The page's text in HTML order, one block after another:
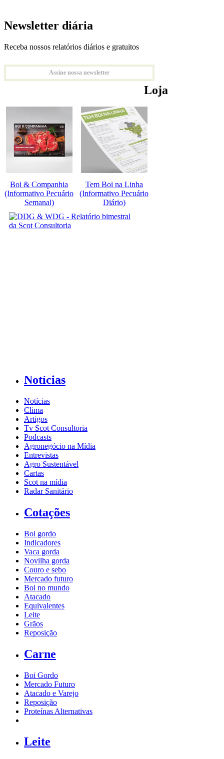
Newsletter diária
Receba nossos relatórios diários e gratuitos
Assine nossa newsletter
Loja
Boi & Companhia
(Informativo Pecuário
Semanal)
Tem Boi na Linha
(Informativo Pecuário
Diário)
Notícias
Notícias
Clima
Artigos
Tv Scot Consultoria
Podcasts
Agronegócio na Mídia
Entrevistas
Agro Sustentável
Cartas
Scot na mídia
Radar Sanitário
Cotações
Boi gordo
Indicadores
Vaca gorda
Novilha gorda
Couro e sebo
Mercado futuro
Boi no mundo
Atacado
Equivalentes
Leite
Grãos
Reposição
Carne
Boi Gordo
Mercado Futuro
Atacado e Varejo
Reposição
Proteínas Alternativas
Leite